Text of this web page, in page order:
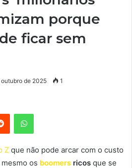
porque
ficar sem
outubro de 2025 1
Reddit WhatsApp
Z que não pode arcar com o custo
os boomers ricos que se